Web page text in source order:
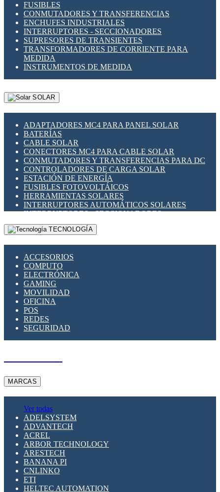
FUSIBLES
CONMUTADORES Y TRANSFERENCIAS
ENCHUFES INDUSTRIALES
INTERRUPTORES - SECCIONADORES
SUPRESORES DE TRANSIENTES
TRANSFORMADORES DE CORRIENTE PARA
MEDIDA
INSTRUMENTOS DE MEDIDA
SOLAR
ADAPTADORES MC4 PARA PANEL SOLAR
BATERÍAS
CABLE SOLAR
CONECTORES MC4 PARA CABLE SOLAR
CONMUTADORES Y TRANSFERENCIAS PARA DC
CONTROLADORES DE CARGA SOLAR
ESTACIÓN DE ENERGÍA
FUSIBLES FOTOVOLTÁICOS
HERRAMIENTAS SOLARES
INTERRUPTORES AUTOMÁTICOS SOLARES
INTERRUPTORES - SECCIONADORES
FOTOVOLTÁICOS
MONTAJE PANEL SOLAR
SUPRESOR DE TRANSIENTES SPDS PARA
APLICACIONES FOTOVOLTAICAS
TECNOLOGÍA
ACCESORIOS
COMPUTO
ELECTRÓNICA
GAMING
MOVILIDAD
OFICINA
POS
REDES
SEGURIDAD
MARCAS
Ver todas
ADELSYSTEM
ADVANTECH
ACREL
ARBOR TECHNOLOGY
ARESTECH
BANANA PI
CNLINKO
ETI
HELTEC AUTOMATION